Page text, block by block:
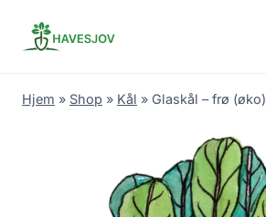
Hjem » Shop » Kål » Glaskål – frø (øko)